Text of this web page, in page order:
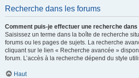
Recherche dans les forums
Comment puis-je effectuer une recherche
Saisissez un terme dans la boîte de recherche
forums ou les pages de sujets. La recherche
cliquant sur le lien « Recherche avancée »
forum. L’accès à la recherche dépend du style
Haut